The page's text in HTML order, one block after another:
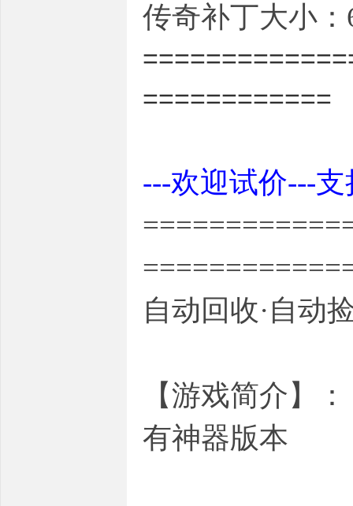
传奇补丁大小：
============
---欢迎试价---
自动回收·自动
【游戏简介】
有神器版本